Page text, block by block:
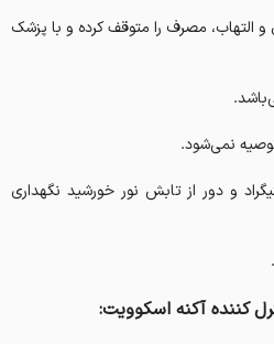
التهاب، مصرف را متوقف کرده و با پزشک
درجه سانتیگراد و دور از تابش نور خورشید نگهداری
کننده آکنه اسکوویت: